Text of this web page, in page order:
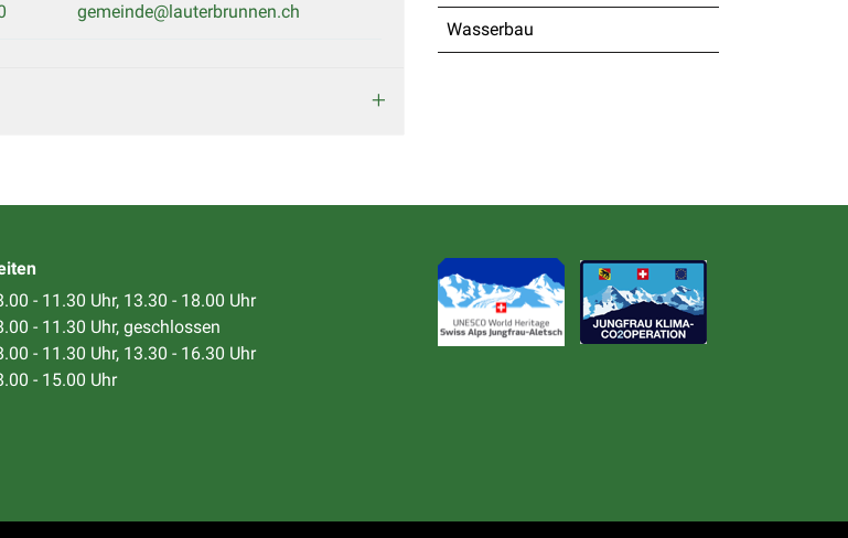
Wasserbau
gemeinde@lauterbrunnen.ch
- 11.30 Uhr, 13.30 - 18.00 Uhr
- 11.30 Uhr, geschlossen
- 11.30 Uhr, 13.30 - 16.30 Uhr
- 15.00 Uhr